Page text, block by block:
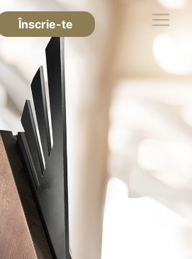
Înscrie-te